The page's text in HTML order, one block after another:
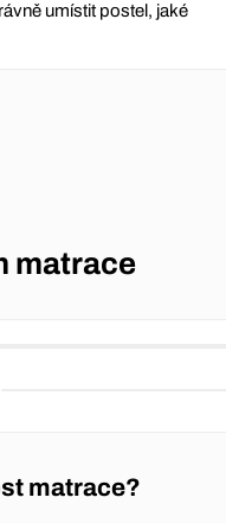
umístit postel, jaké
matrace
matrace?